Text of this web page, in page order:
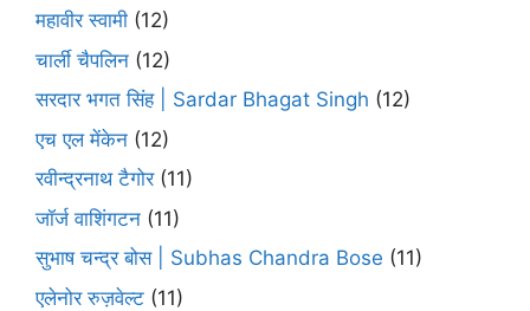
महावीर स्वामी (12)
चार्ली चैपलिन (12)
सरदार भगत सिंह | Sardar Bhagat Singh (12)
एच एल मेंकेन (12)
रवीन्द्रनाथ टैगोर(11)
जॉर्ज वाशिंगटन (11)
सुभाष चन्द्र बोस | Subhas Chandra Bose (11)
एलेनोर रुज़वेल्ट (11)